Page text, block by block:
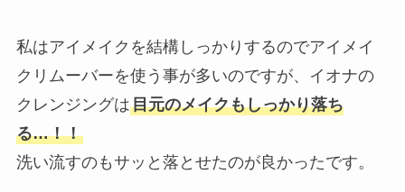
私はアイメイクを結構しっかりするのでアイメイ
クリムーバーを使う事が多いのですが、イオナの
クレンジングは目元のメイクもしっかり落ち
る…！！
洗い流すのもサッと落とせたのが良かったです。